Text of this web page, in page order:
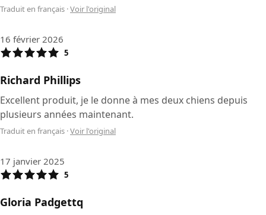
Traduit en français ·Voir l'original
16 février 2026
5
Richard Phillips
Excellent produit, je le donne à mes deux chiens depuis
plusieurs années maintenant.
Traduit en français ·Voir l'original
17 janvier 2025
5
Gloria Padgettq